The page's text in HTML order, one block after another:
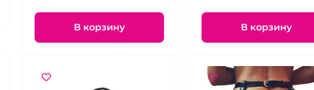
В корзину В корзину